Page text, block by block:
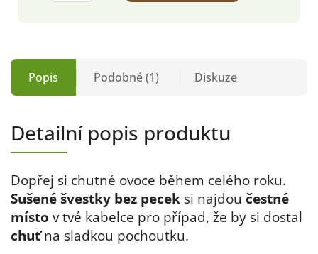
Popis Podobné (1) Diskuze
Detailní popis produktu
Dopřej si chutné ovoce během celého roku.
Sušené švestky bez pecek si najdou čestné
místo v tvé kabelce pro případ, že by si dostal
chuťna sladkou pochoutku.